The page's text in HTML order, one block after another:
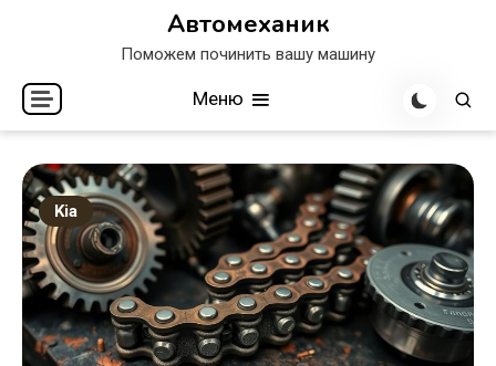
Автомеханик
Поможем починить вашу машину
Меню
Kia